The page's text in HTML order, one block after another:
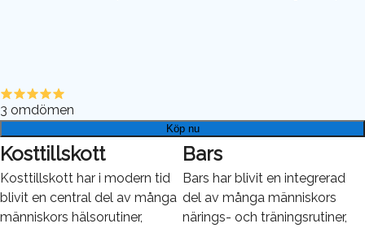
3 omdömen
Köp nu
Kosttillskott
Kosttillskott har i modern tid
blivit en central del av många
människors hälsorutiner,
Bars
Bars har blivit en integrerad
del av många människors
närings- och träningsrutiner,